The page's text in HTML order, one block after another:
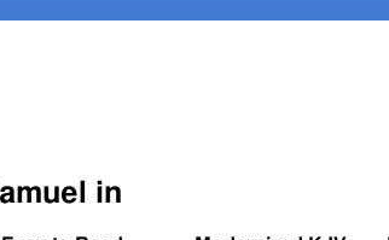
Select another Bible version to view 1 Samuel in